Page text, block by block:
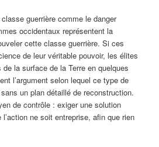
guerrière comme le danger
occidentaux représentent la
cette classe guerrière. Si ces
de leur véritable pouvoir, les élites
la surface de la Terre en quelques
l’argument selon lequel ce type de
un plan détaillé de reconstruction.
de contrôle : exiger une solution
ne soit entreprise, afin que rien